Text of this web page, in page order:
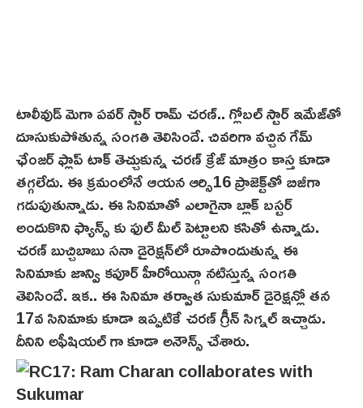
టాలీవుడ్ మెగా పవర్ స్టార్ రామ్ చరణ్.. గ్లోబల్ స్టార్ ఇమేజ్‌తో
దూసుకుపోతున్న సంగతి తెలిసిందే. చివరిగా వచ్చిన గేమ్
ఛేంజర్ ఫ్లాప్‌ టాక్ తెచ్చుకున్న చరణ్ క్రేజ్ మాత్రం కాస్త కూడా
తగ్గలేదు. ఈ క్రమంలోనే ఆయన ఆర్సి16 ప్రాజెక్ట్‌తో బిజీగా
గ‌డుపుతున్నాడు. ఈ సినిమాతో ఎలాగైనా బ్లాక్ బస్టర్
అందుకొని ఫ్యాన్స్ కు ఫుల్ మీల్ పెట్టాలని కసితో ఉన్నాడు.
చరణ్ బుచ్చిబాబు సనా డైరెక్షన్‌లో రూపొందుతున్న ఈ
సినిమాకు జాన్వి కపూర్ హీరోయిన్గా నటిస్తున్న సంగతి
తెలిసిందే. ఇక.. ఈ సినిమా తర్వాత సుకుమార్ డైరెక్షన్లో తన
17వ సినిమాకు కూడా ఇప్పటికే చరణ్ గ్రీన్ సిగ్నల్ ఇచ్చాడు.
దీనిని అఫీషియల్ గా కూడా అనౌన్స్ చేశారు.